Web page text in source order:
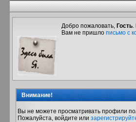
Добро пожаловать, Гость.
Вам не пришло письмо с
Внимание!
Вы не можете просматривать профили
Пожалуйста, войдите или